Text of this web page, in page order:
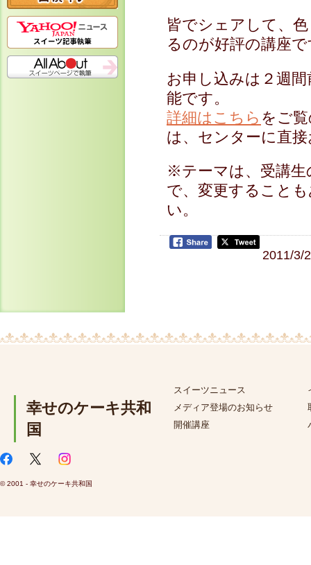
皆でシェアして、
るのが好評の講座
お申し込みは２週
能です。
詳細はこちら をご
は、センターに直
※テーマは、受講生
で、変更すること
い。
2011/3/
幸せのケーキ共和
国
スイーツニュース
メディア登場のお知らせ
開催講座
© 2001 - 幸せのケーキ共和国